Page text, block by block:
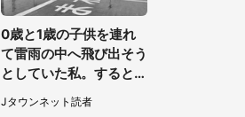
0歳と1歳の子供を連れ
て雷雨の中へ飛び出そう
としていた私。すると突
然、後ろから...（福岡
県・30代女性）
Jタウンネット読者